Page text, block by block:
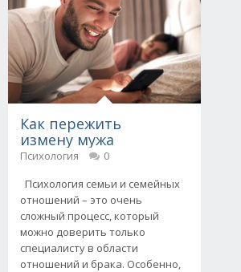
Как пережить
измену мужа
Психология
0
Психология семьи и семейных
отношений – это очень
сложный процесс, который
можно доверить только
специалисту в области
отношений и брака. Особенно,